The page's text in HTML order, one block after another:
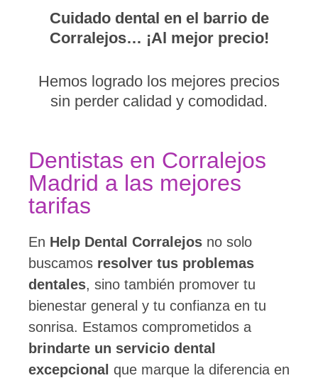
Cuidado dental en el barrio de
Corralejos… ¡Al mejor precio!
Hemos logrado los mejores precios
sin perder calidad y comodidad.
Dentistas en Corralejos
Madrid a las mejores
tarifas
En Help Dental Corralejos no solo
buscamos resolver tus problemas
dentales, sino también promover tu
bienestar general y tu confianza en tu
sonrisa. Estamos comprometidos a
brindarte un servicio dental
excepcional que marque la diferencia en